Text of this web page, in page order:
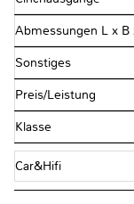
Abmessungen L x B
Sonstiges
Preis/Leistung
Klasse
Car&Hifi